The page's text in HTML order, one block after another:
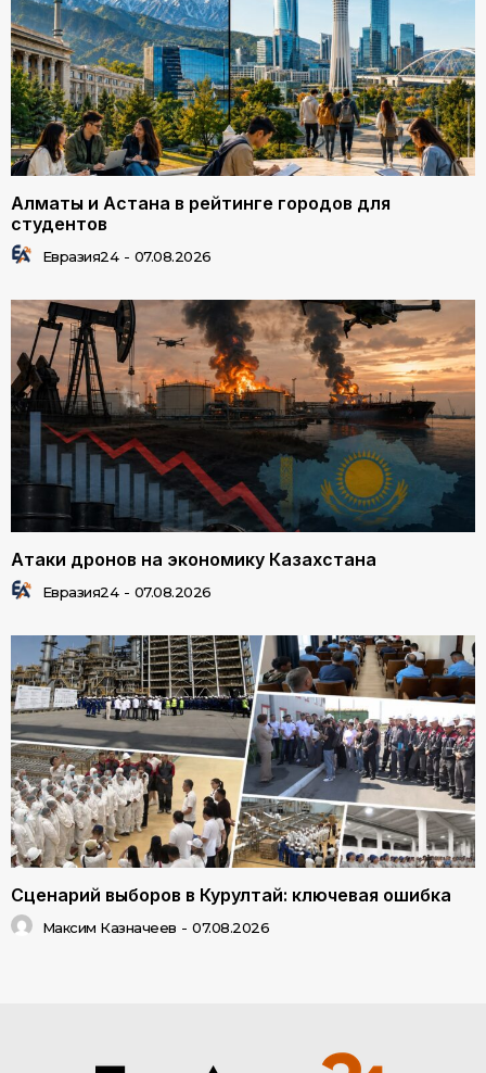
Алматы и Астана в рейтинге городов для
студентов
Евразия24 - 07.08.2026
Атаки дронов на экономику Казахстана
Евразия24 - 07.08.2026
Сценарий выборов в Курултай: ключевая ошибка
Максим Казначеев - 07.08.2026